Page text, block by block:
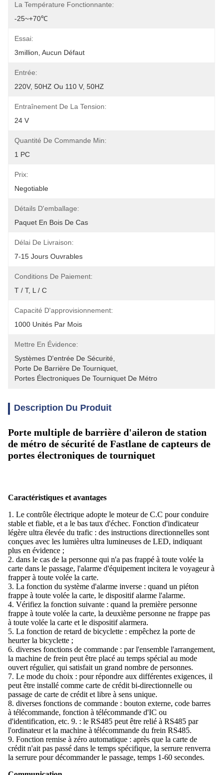
La Température Fonctionnante:
-25~+70℃
Essai:
3million, Aucun Défaut
Entrée:
220V, 50HZ Ou 110 V, 50HZ
Entraînement De La Tension:
24 V
Quantité De Commande Min:
1 PC
Prix:
Negotiable
Détails D'emballage:
Paquet En Bois De Cas
Délai De Livraison:
7-15 Jours Ouvrables
Conditions De Paiement:
T / T, L / C
Capacité D'approvisionnement:
1000 Unités Par Mois
Mettre En Évidence:
Systèmes D'entrée De Sécurité
Porte De Barrière De Tourniquet
Portes Électroniques De Tourniquet De Métro
Description Du Produit
Porte multiple de barrière d'aileron de station
de métro de sécurité de Fastlane de capteurs de
portes électroniques de tourniquet
Caractéristiques et avantages
1. Le contrôle électrique adopte le moteur de C.C pour conduire
stable et fiable, et a le bas taux d'échec. Fonction d'indicateur
légère ultra élevée du trafic : des instructions directionnelles sont
conçues avec les lumières ultra lumineuses de LED, indiquant
plus en évidence ;
2. dans le cas de la personne qui n'a pas frappé à toute volée la
carte dans le passage, l'alarme d'équipement incitera le voyageur à
frapper à toute volée la carte.
3. La fonction du système d'alarme inverse : quand un piéton
frappe à toute volée la carte, le dispositif alarme l'alarme.
4. Vérifiez la fonction suivante : quand la première personne
frappe à toute volée la carte, la deuxième personne ne frappe pas
à toute volée la carte et le dispositif alarmera.
5. La fonction de retard de bicyclette : empêchez la porte de
heurter la bicyclette ;
6. diverses fonctions de commande : par l'ensemble l'arrangement,
la machine de frein peut être placé au temps spécial au mode
ouvert régulier, qui satisfait un grand nombre de personnes.
7. Le mode du choix : pour répondre aux différentes exigences, il
peut être installé comme carte de crédit bi-directionnelle ou
passage de carte de crédit et libre à sens unique.
8. diverses fonctions de commande : bouton externe, code barres
à télécommande, fonction à télécommande d'IC ou
d'identification, etc. 9. : le RS485 peut être relié à RS485 par
l'ordinateur et la machine à télécommande du frein RS485.
9. Fonction remise à zéro automatique : après que la carte de
crédit n'ait pas passé dans le temps spécifique, la serrure renverra
la serrure pour décommander le passage, temps 1-60 secondes.